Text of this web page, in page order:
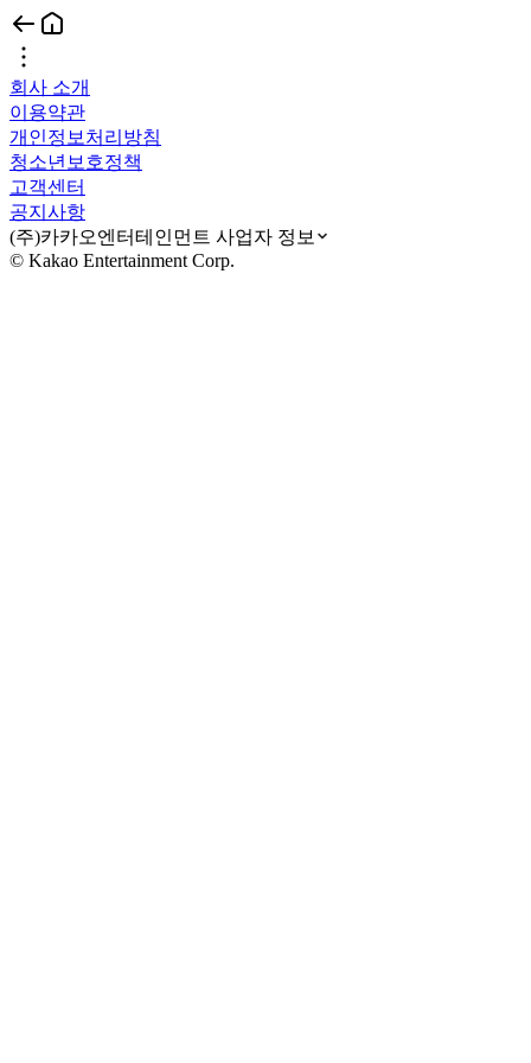
회사 소개
이용약관
개인정보처리방침
청소년보호정책
고객센터
공지사항
(주)카카오엔터테인먼트 사업자 정보
© Kakao Entertainment Corp.